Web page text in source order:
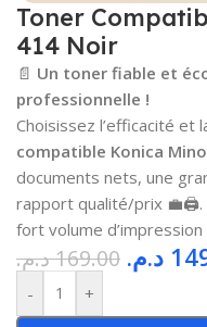
Toner
414 Noir
📄 Un toner fiable et
professionnelle !
Choisissez l’efficacité et
compatible Konica
documents nets, une
rapport qualité/prix 💼🖨️.
fort volume d’impression
169.00د.م. د.م.
- +